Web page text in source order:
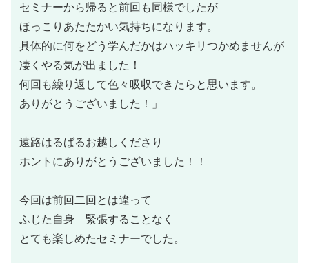
セミナーから帰ると前回も同様でしたが
ほっこりあたたかい気持ちになります。
具体的に何をどう学んだかはハッキリつかめませんが
凄くやる気が出ました！
何回も繰り返して色々吸収できたらと思います。
ありがとうございました！」
遠路はるばるお越しくださり
ホントにありがとうございました！！
今回は前回二回とは違って
ふじた自身 緊張することなく
とても楽しめたセミナーでした。